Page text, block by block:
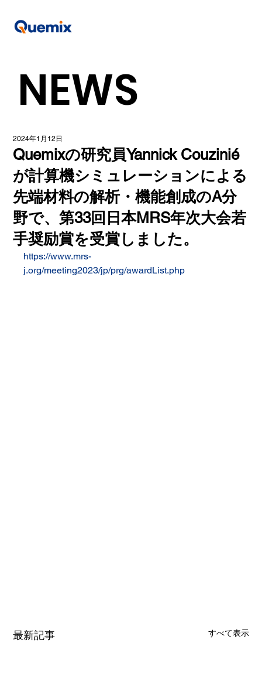
Quemixの研究員Yannick Couzinié
が計算機シミュレーションによる
先端材料の解析・機能創成のA分
野で、第33回日本MRS年次大会若
手奨励賞を受賞しました。
2024年1月12日
https://www.mrs-
j.org/meeting2023/jp/prg/awardList.php
最新記事 すべて表示
NEWS